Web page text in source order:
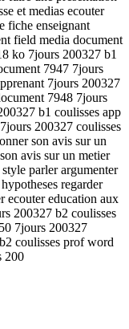
et medias ecouter
fiche enseignant
field media document
ko 7jours 200327 b1
7947 7jours
7jours 200327
7948 7jours
b1 coulisses app
200327 coulisses
son avis sur un
avis sur un metier
parler argumenter
regarder
ecouter education aux
200327 b2 coulisses
7jours 200327
coulisses prof word
200